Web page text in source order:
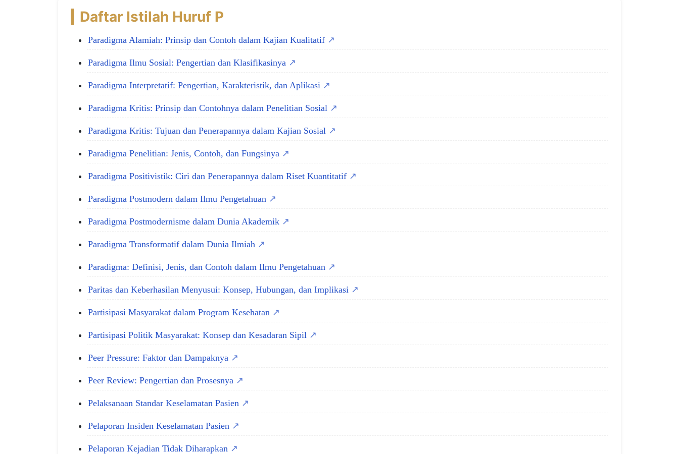
Daftar Istilah Huruf P
Paradigma Alamiah: Prinsip dan Contoh dalam Kajian Kualitatif
Paradigma Ilmu Sosial: Pengertian dan Klasifikasinya
Paradigma Interpretatif: Pengertian, Karakteristik, dan Aplikasi
Paradigma Kritis: Prinsip dan Contohnya dalam Penelitian Sosial
Paradigma Kritis: Tujuan dan Penerapannya dalam Kajian Sosial
Paradigma Penelitian: Jenis, Contoh, dan Fungsinya
Paradigma Positivistik: Ciri dan Penerapannya dalam Riset Kuantitatif
Paradigma Postmodern dalam Ilmu Pengetahuan
Paradigma Postmodernisme dalam Dunia Akademik
Paradigma Transformatif dalam Dunia Ilmiah
Paradigma: Definisi, Jenis, dan Contoh dalam Ilmu Pengetahuan
Paritas dan Keberhasilan Menyusui: Konsep, Hubungan, dan Implikasi
Partisipasi Masyarakat dalam Program Kesehatan
Partisipasi Politik Masyarakat: Konsep dan Kesadaran Sipil
Peer Pressure: Faktor dan Dampaknya
Peer Review: Pengertian dan Prosesnya
Pelaksanaan Standar Keselamatan Pasien
Pelaporan Insiden Keselamatan Pasien
Pelaporan Kejadian Tidak Diharapkan